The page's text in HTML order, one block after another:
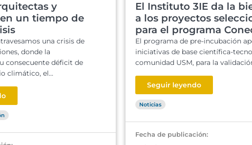
y
un tiempo de
una crisis de
donde la
consecuente déficit de
climático, el...
El Instituto 3IE da la
a los proyectos
para el programa
El programa de pre-incubación
iniciativas de base científica-
comunidad USM, para la
Seguir leyendo
Noticias
Fecha de publicación: